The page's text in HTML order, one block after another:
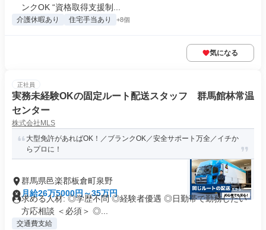
ンクOK “資格取得支援制...
介護休暇あり 住宅手当あり +8個
気になる
正社員
実務未経験OKの固定ルート配送スタッフ 群馬館林常温
センター
株式会社MLS
大型免許があればOK！／ブランクOK／安全サポート万全／イチか
らプロに！
群馬県邑楽郡板倉町泉野
月給26万5000円～35万円
求める人材: ◎学歴不問 ◎経験者優遇 ◎日勤帯で勤務したい
方応相談 ＜必須＞ ◎...
交通費支給